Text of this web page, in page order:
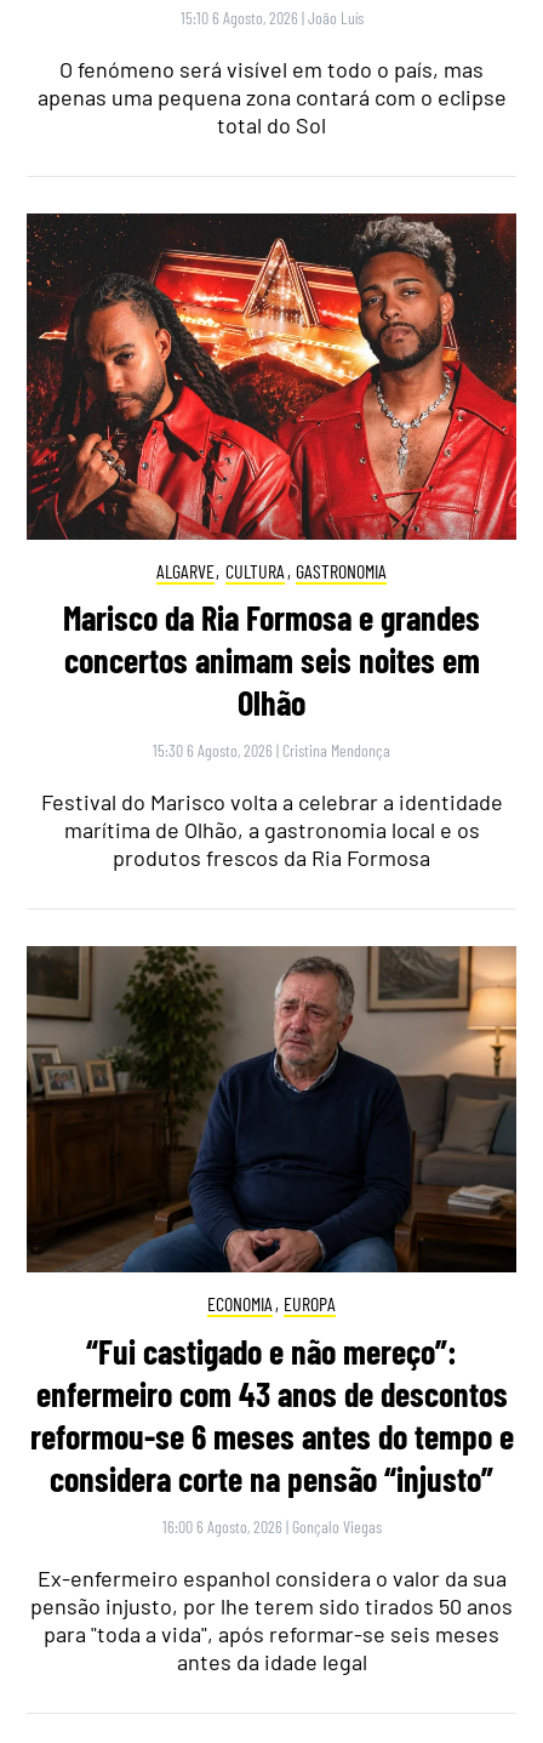
15:10 6 Agosto, 2026 |João Luís
O fenómeno será visível em todo o país, mas
apenas uma pequena zona contará com o eclipse
total do Sol
ALGARVE, CULTURA , GASTRONOMIA
Marisco da Ria Formosa e grandes
concertos animam seis noites em
Olhão
15:30 6 Agosto, 2026 | Cristina Mendonça
Festival do Marisco volta a celebrar a identidade
marítima de Olhão, a gastronomia local e os
produtos frescos da Ria Formosa
ECONOMIA , EUROPA
“Fui castigado e não mereço”:
enfermeiro com 43 anos de descontos
reformou-se 6 meses antes do tempo e
considera corte na pensão “injusto”
16:00 6 Agosto, 2026 | Gonçalo Viegas
Ex-enfermeiro espanhol considera o valor da sua
pensão injusto, por lhe terem sido tirados 50 anos
para "toda a vida", após reformar-se seis meses
antes da idade legal